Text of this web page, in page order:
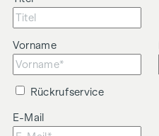
Vorname
Rückrufservice
E-Mail